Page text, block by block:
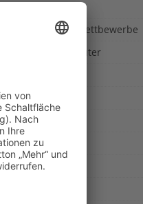
Gewinnspiele & Wettbewerbe
Gewürze und Kräuter
Hochwasser
Ideen-Reich
Italien
Japan